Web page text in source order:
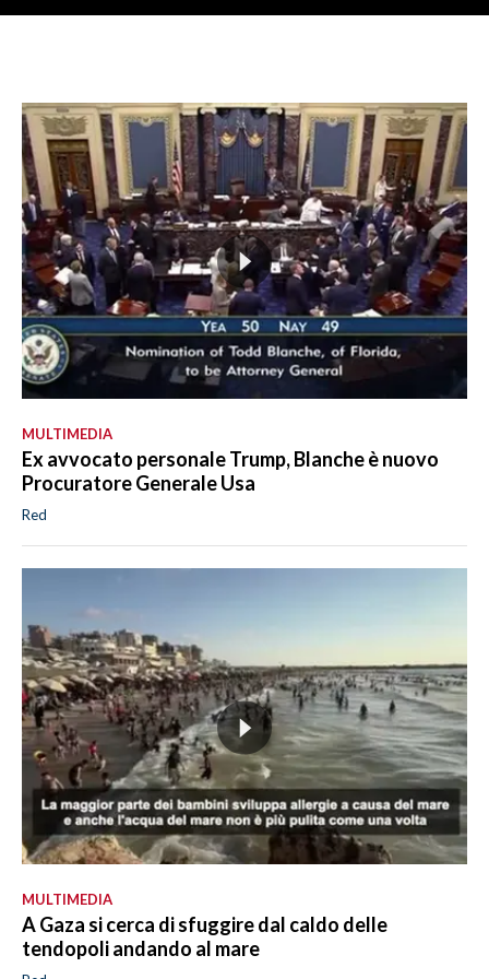
MULTIMEDIA
Ex avvocato personale Trump, Blanche è nuovo
Procuratore Generale Usa
Red
MULTIMEDIA
A Gaza si cerca di sfuggire dal caldo delle
tendopoli andando al mare